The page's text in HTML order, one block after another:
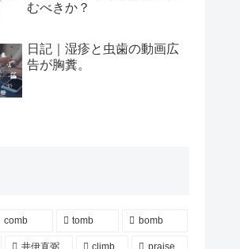
むべきか？
日記｜湿疹と虫歯の動画広
告が胸糞。
comb tomb bomb
井伊直弼 climb praise